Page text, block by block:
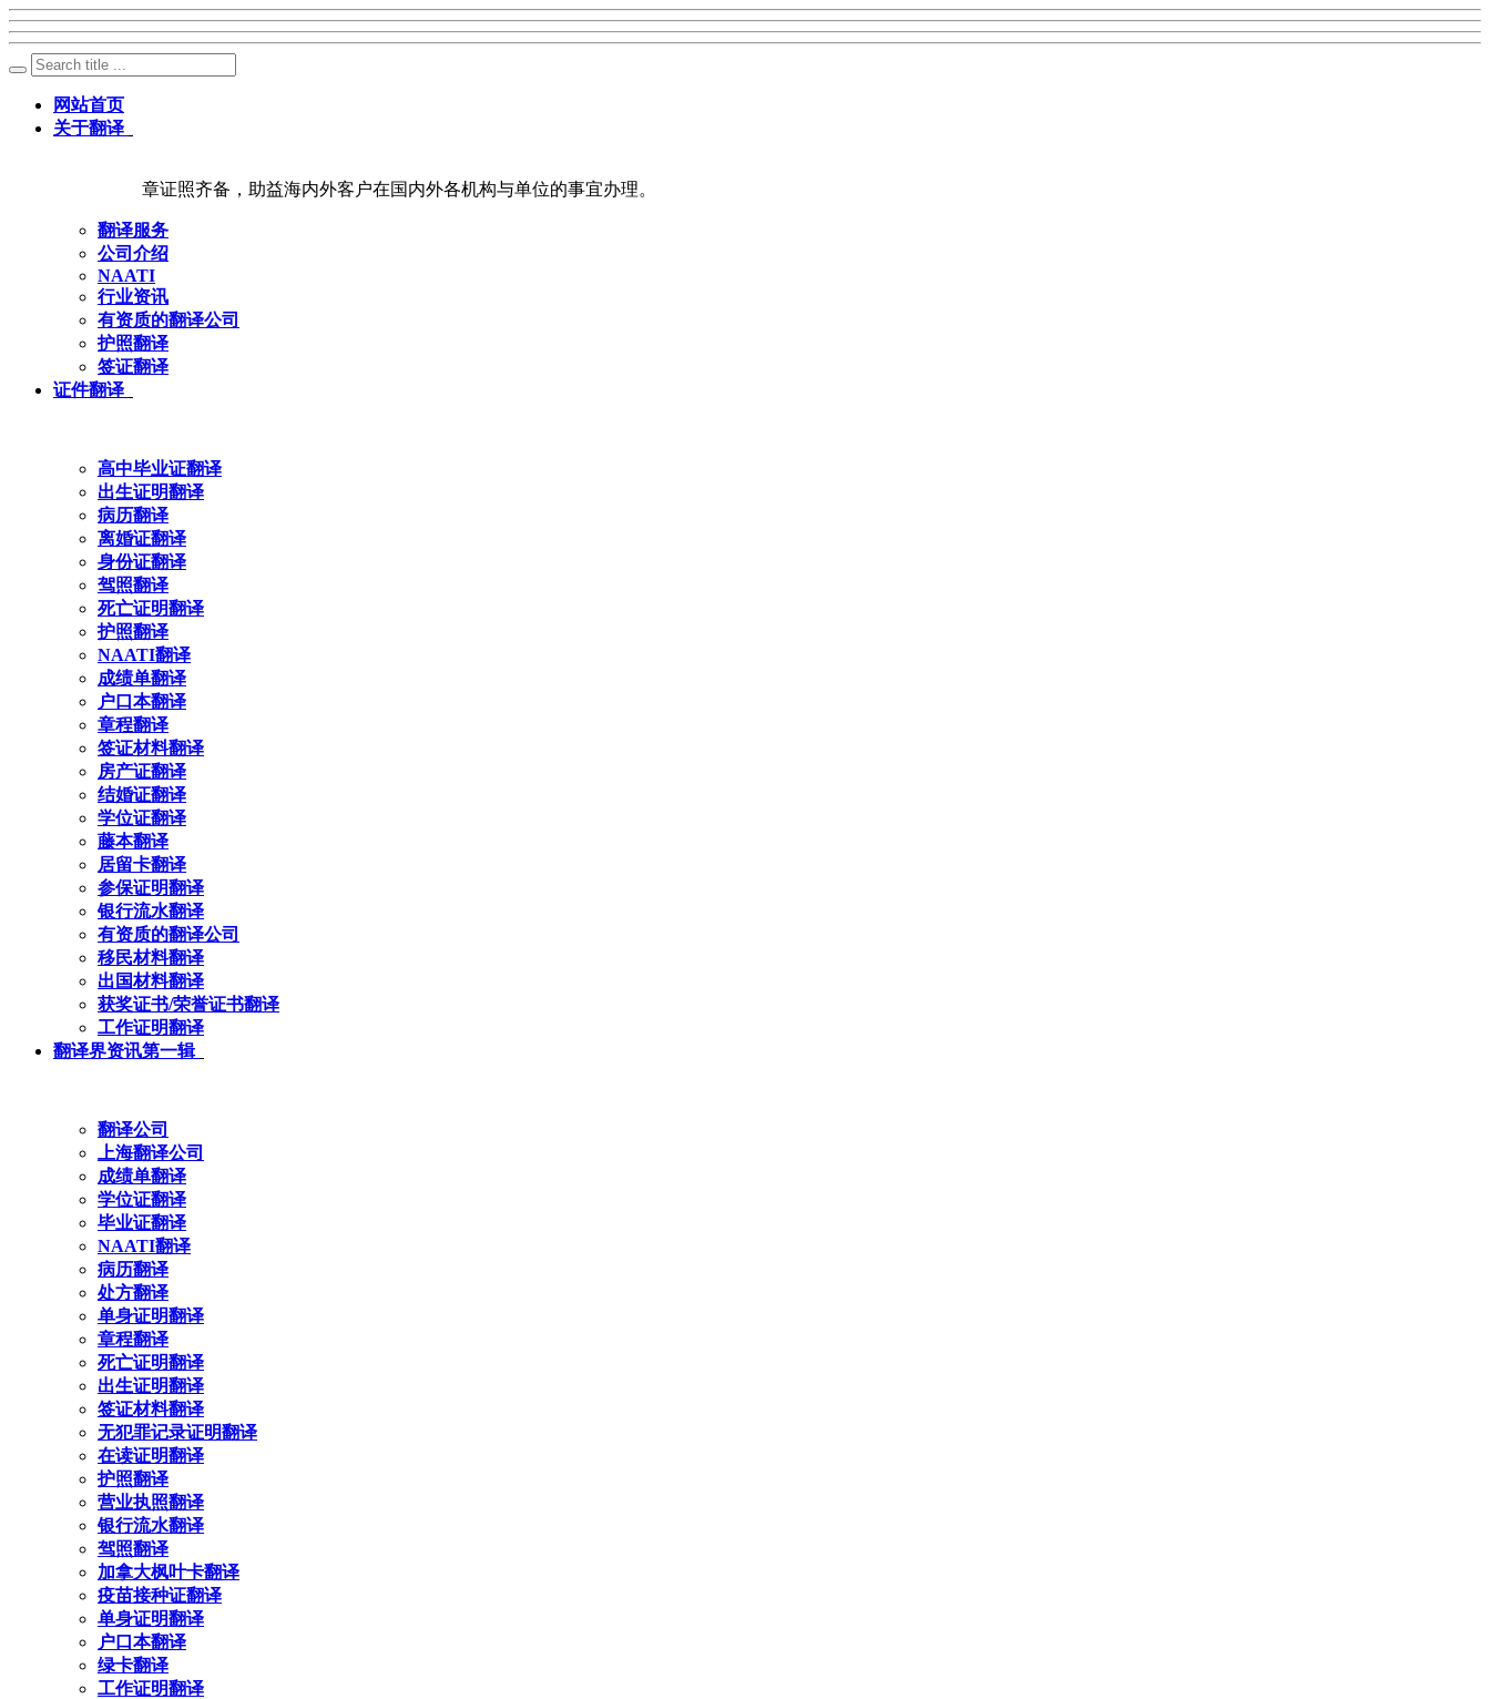
网站首页
关于翻译
章证照齐备，助益海内外客户在国内外各机构与单位的事宜办理。
翻译服务
公司介绍
NAATI
行业资讯
有资质的翻译公司
护照翻译
签证翻译
证件翻译
高中毕业证翻译
出生证明翻译
病历翻译
离婚证翻译
身份证翻译
驾照翻译
死亡证明翻译
护照翻译
NAATI翻译
成绩单翻译
户口本翻译
章程翻译
签证材料翻译
房产证翻译
结婚证翻译
学位证翻译
藤本翻译
居留卡翻译
参保证明翻译
银行流水翻译
有资质的翻译公司
移民材料翻译
出国材料翻译
获奖证书/荣誉证书翻译
工作证明翻译
翻译界资讯第一辑
翻译公司
上海翻译公司
成绩单翻译
学位证翻译
毕业证翻译
NAATI翻译
病历翻译
处方翻译
单身证明翻译
章程翻译
死亡证明翻译
出生证明翻译
签证材料翻译
无犯罪记录证明翻译
在读证明翻译
护照翻译
营业执照翻译
银行流水翻译
驾照翻译
加拿大枫叶卡翻译
疫苗接种证翻译
单身证明翻译
户口本翻译
绿卡翻译
工作证明翻译